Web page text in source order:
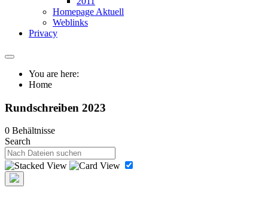
Homepage Aktuell
Weblinks
Privacy
You are here:
Home
Rundschreiben 2023
0 Behältnisse
Search